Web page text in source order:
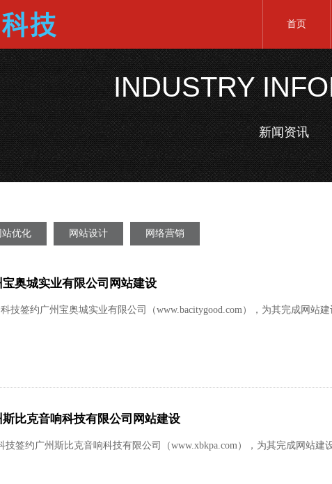
首页
INDUSTRY
新闻资讯
站优化 网站设计 网络营销
奥城实业有限公司网站建设
技签约广州宝奥城实业有限公司（www.bacitygood.com），为其完成网
比克音响科技有限公司网站建设
技签约广州斯比克音响科技有限公司（www.xbkpa.com），为其完成网站